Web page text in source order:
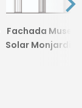
Fachada Museu
Solar Monjardim